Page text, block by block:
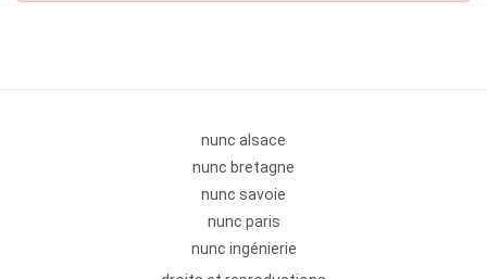
nunc alsace
nunc bretagne
nunc savoie
nunc paris
nunc ingénierie